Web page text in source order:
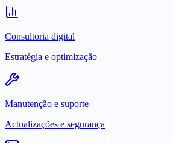
Consultoria digital
Estratégia e optimização
Manutenção e suporte
Actualizações e segurança